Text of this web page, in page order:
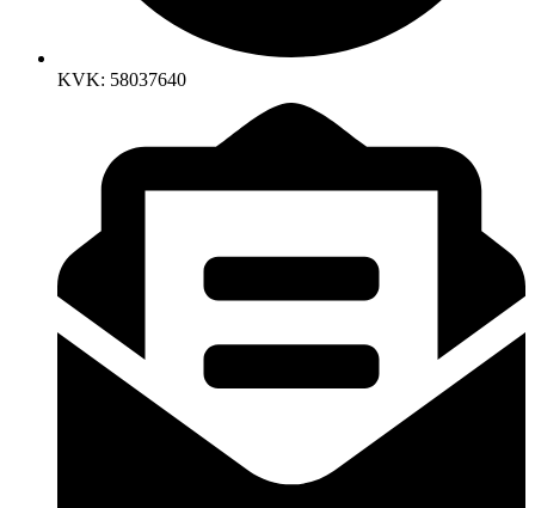
KVK: 58037640